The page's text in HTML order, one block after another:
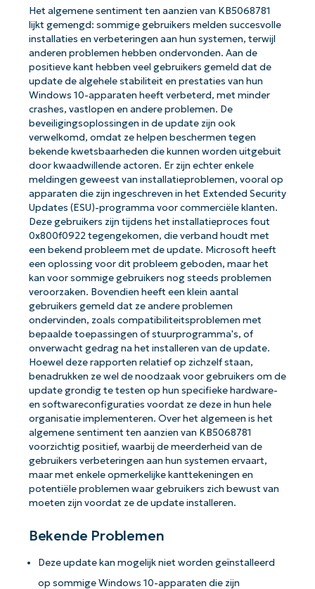
Het algemene sentiment ten aanzien van KB5068781
lijkt gemengd: sommige gebruikers melden succesvolle
installaties en verbeteringen aan hun systemen, terwijl
anderen problemen hebben ondervonden. Aan de
positieve kant hebben veel gebruikers gemeld dat de
update de algehele stabiliteit en prestaties van hun
Windows 10-apparaten heeft verbeterd, met minder
crashes, vastlopen en andere problemen. De
beveiligingsoplossingen in de update zijn ook
verwelkomd, omdat ze helpen beschermen tegen
bekende kwetsbaarheden die kunnen worden uitgebuit
door kwaadwillende actoren. Er zijn echter enkele
meldingen geweest van installatieproblemen, vooral op
apparaten die zijn ingeschreven in het Extended Security
Updates (ESU)-programma voor commerciële klanten.
Deze gebruikers zijn tijdens het installatieproces fout
0x800f0922 tegengekomen, die verband houdt met
een bekend probleem met de update. Microsoft heeft
een oplossing voor dit probleem geboden, maar het
kan voor sommige gebruikers nog steeds problemen
veroorzaken. Bovendien heeft een klein aantal
gebruikers gemeld dat ze andere problemen
ondervinden, zoals compatibiliteitsproblemen met
bepaalde toepassingen of stuurprogramma's, of
onverwacht gedrag na het installeren van de update.
Hoewel deze rapporten relatief op zichzelf staan,
benadrukken ze wel de noodzaak voor gebruikers om de
update grondig te testen op hun specifieke hardware-
en softwareconfiguraties voordat ze deze in hun hele
organisatie implementeren. Over het algemeen is het
algemene sentiment ten aanzien van KB5068781
voorzichtig positief, waarbij de meerderheid van de
gebruikers verbeteringen aan hun systemen ervaart,
maar met enkele opmerkelijke kanttekeningen en
potentiële problemen waar gebruikers zich bewust van
moeten zijn voordat ze de update installeren.
Bekende Problemen
Deze update kan mogelijk niet worden geïnstalleerd
op sommige Windows 10-apparaten die zijn